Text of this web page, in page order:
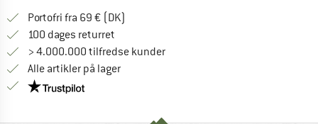
Portofri fra 69 € (DK)
100 dages returret
> 4.000.000 tilfredse kunder
Alle artikler på lager
Vi er Trustpilot-certificeret - oplysningerne får du